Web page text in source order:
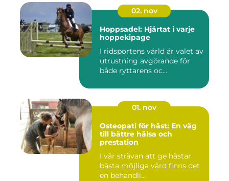
02. nov
Hoppsadel: Hjärtat i varje
hoppekipage
I ridsportens värld är valet av
utrustning avgörande för
både ryttarens oc...
01. nov
Osteopati för häst: En väg
till bättre hälsa och
prestation
I vår strävan att ge hästar
bästa möjliga vård finns det
en behandli...